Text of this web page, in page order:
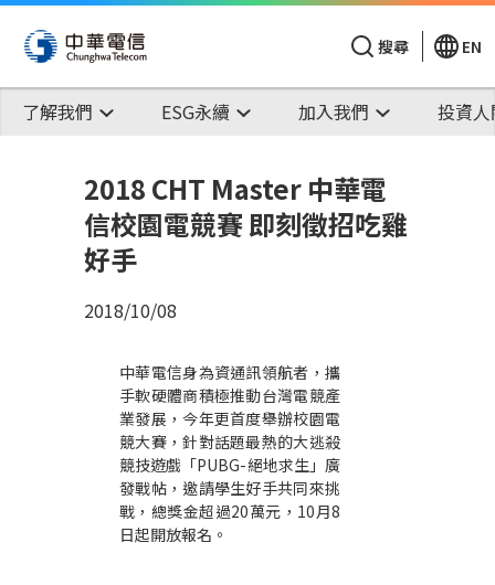
搜尋 EN
了解我們 ESG永續 加入我們 投資
2018 CHT Master 中華電
信校園電競賽 即刻徵招吃雞
好手
2018/10/08
中華電信身為資通訊領航者，攜
手軟硬體商積極推動台灣電競產
業發展，今年更首度舉辦校園電
競大賽，針對話題最熱的大逃殺
競技遊戲「PUBG-絕地求生」廣
發戰帖，邀請學生好手共同來挑
戰，總獎金超過20萬元，10月8
日起開放報名。